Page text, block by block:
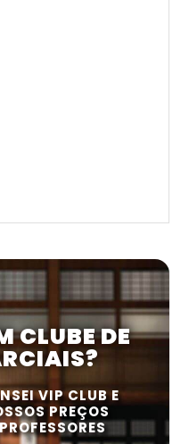
CLUBE DE
VIP CLUB E
PREÇOS